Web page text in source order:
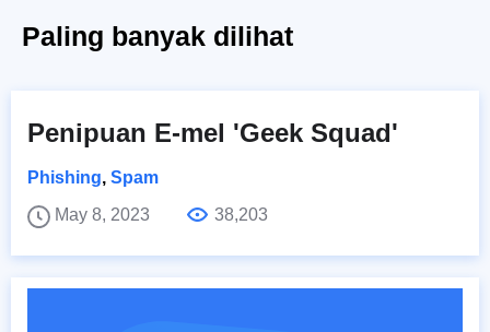
Paling banyak dilihat
Penipuan E-mel 'Geek Squad'
Phishing, Spam
May 8, 2023
38,203